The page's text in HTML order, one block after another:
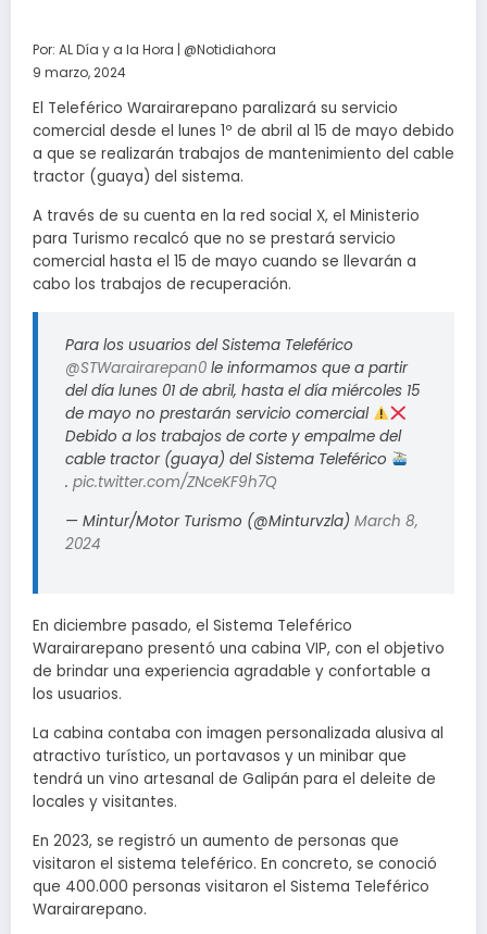
Por: AL Día y a la Hora | @Notidiahora
9 marzo, 2024
El Teleférico Warairarepano paralizará su servicio
comercial desde el lunes 1º de abril al 15 de mayo debido
a que se realizarán trabajos de mantenimiento del cable
tractor (guaya) del sistema.
A través de su cuenta en la red social X, el Ministerio
para Turismo recalcó que no se prestará servicio
comercial hasta el 15 de mayo cuando se llevarán a
cabo los trabajos de recuperación.
Para los usuarios del Sistema Teleférico
@STWarairarepan0 le informamos que a partir
del día lunes 01 de abril, hasta el día miércoles 15
de mayo no prestarán servicio comercial
Debido a los trabajos de corte y empalme del
cable tractor (guaya) del Sistema Teleférico
. pic.twitter.com/ZNceKF9h7Q
— Mintur/Motor Turismo (@Minturvzla) March 8,
2024
En diciembre pasado, el Sistema Teleférico
Warairarepano presentó una cabina VIP, con el objetivo
de brindar una experiencia agradable y confortable a
los usuarios.
La cabina contaba con imagen personalizada alusiva al
atractivo turístico, un portavasos y un minibar que
tendrá un vino artesanal de Galipán para el deleite de
locales y visitantes.
En 2023, se registró un aumento de personas que
visitaron el sistema teleférico. En concreto, se conoció
que 400.000 personas visitaron el Sistema Teleférico
Warairarepano.